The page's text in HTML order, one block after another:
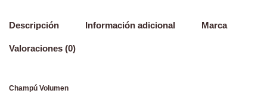
Descripción Información adicional Marca
Valoraciones (0)
Champú Volumen